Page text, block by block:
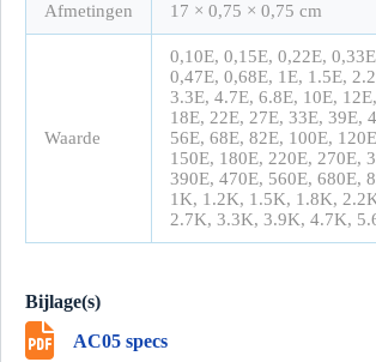
Afmetingen 17 × 0,75 × 0,75 cm
Waarde
0,10E, 0,15E, 0,22E,
0,47E, 0,68E, 1E, 1.5E,
3.3E, 4.7E, 6.8E, 10E,
18E, 22E, 27E, 33E, 39E,
56E, 68E, 82E, 100E,
150E, 180E, 220E, 270E,
390E, 470E, 560E, 680E,
1K, 1.2K, 1.5K, 1.8K,
2.7K, 3.3K, 3.9K, 4.7K,
Bijlage(s)
AC05 specs